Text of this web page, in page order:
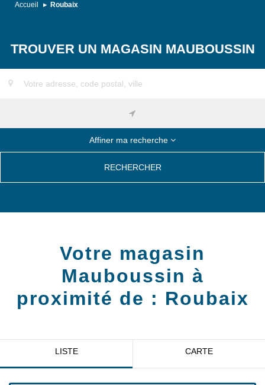
Accueil Roubaix
TROUVER UN MAGASIN MAUBOUSSIN
Affiner ma recherche
RECHERCHER
Votre magasin
Mauboussin à
proximité de : Roubaix
LISTE CARTE